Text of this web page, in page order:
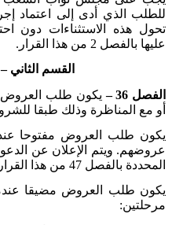
للطلب الذي أدى إلى اعتماد
تحول هذه الاستثناءات دون
عليها بالفصل 2 من هذا القرار
.
القسم الثاني
الفصل 36 –
يكون طلب العروض
أو مع المناظرة وذلك طبقا
يكون طلب العروض مفتوحا
عروضهم. ويتم الإعلان عن
المحددة بالفصل 47 من هذا القرار
يكون طلب العروض مضيقا
مرحلتين: